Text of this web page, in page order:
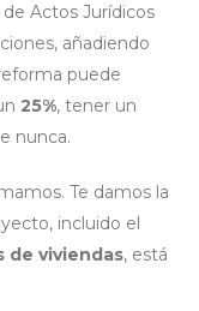
Actos Jurídicos
añadiendo
puede
25%, tener un
nunca.
Te damos la
incluido el
de viviendas, está